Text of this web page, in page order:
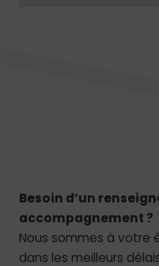
Besoin d’un
accompagnement ?
Nous sommes à votre
dans les meilleurs